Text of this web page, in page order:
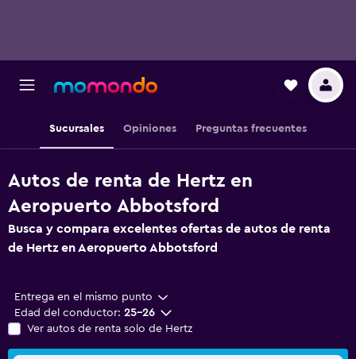
Sucursales Opiniones Preguntas frecuentes
Autos de renta de Hertz en
Aeropuerto Abbotsford
Busca y compara excelentes ofertas de autos de renta
de Hertz en Aeropuerto Abbotsford
Entrega en el mismo punto
Edad del conductor: 25-26
Ver autos de renta solo de Hertz